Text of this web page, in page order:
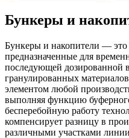
Бункеры и
Бункеры и накопители — это
предназначенные для
последующей дозированной
гранулированных
элементом любой
выполняя функцию
бесперебойную работу
компенсирует разницу в
различными участками